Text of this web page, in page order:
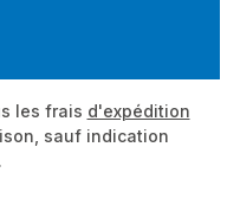
les frais d'expédition
sauf indication